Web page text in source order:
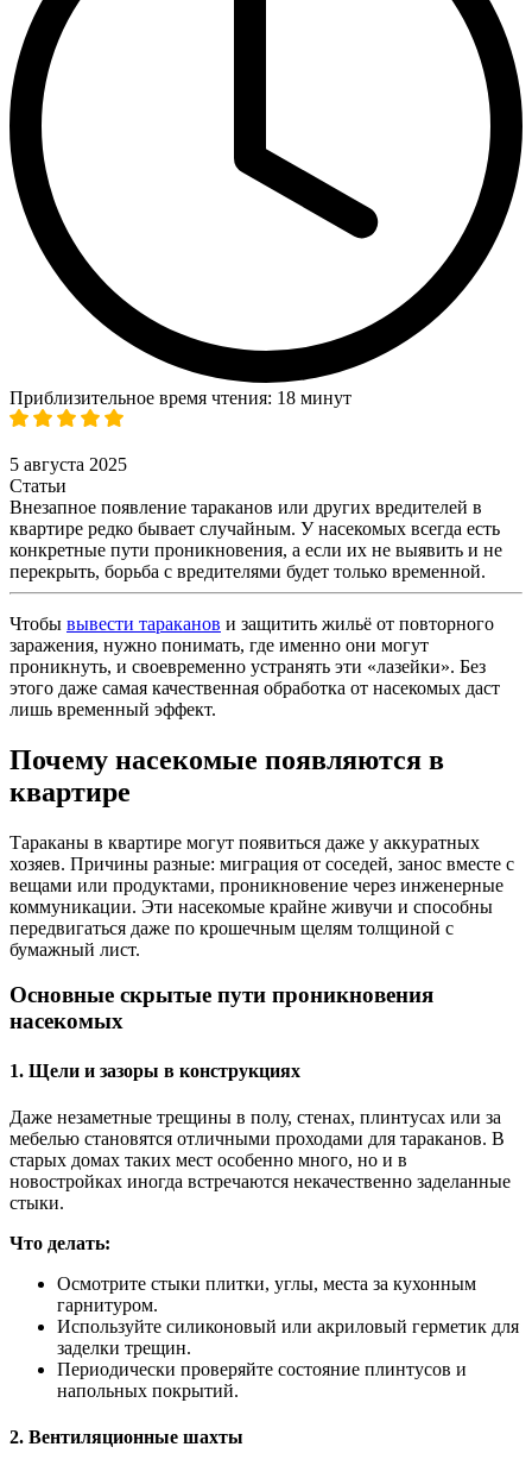
Приблизительное время чтения: 18 минут
5 августа 2025
Статьи
Внезапное появление тараканов или других вредителей в
квартире редко бывает случайным. У насекомых всегда есть
конкретные пути проникновения, а если их не выявить и не
перекрыть, борьба с вредителями будет только временной.
Чтобы вывести тараканов и защитить жильё от повторного
заражения, нужно понимать, где именно они могут
проникнуть, и своевременно устранять эти «лазейки». Без
этого даже самая качественная обработка от насекомых даст
лишь временный эффект.
Почему насекомые появляются в
квартире
Тараканы в квартире могут появиться даже у аккуратных
хозяев. Причины разные: миграция от соседей, занос вместе с
вещами или продуктами, проникновение через инженерные
коммуникации. Эти насекомые крайне живучи и способны
передвигаться даже по крошечным щелям толщиной с
бумажный лист.
Основные скрытые пути проникновения
насекомых
1. Щели и зазоры в конструкциях
Даже незаметные трещины в полу, стенах, плинтусах или за
мебелью становятся отличными проходами для тараканов. В
старых домах таких мест особенно много, но и в
новостройках иногда встречаются некачественно заделанные
стыки.
Что делать:
Осмотрите стыки плитки, углы, места за кухонным
гарнитуром.
Используйте силиконовый или акриловый герметик для
заделки трещин.
Периодически проверяйте состояние плинтусов и
напольных покрытий.
2. Вентиляционные шахты